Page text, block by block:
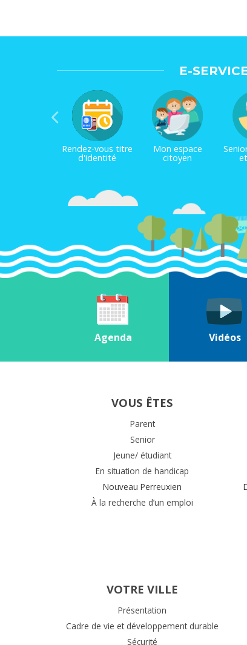
E-
Rendez-vous titre
d'identité
Mon espace
citoyen
Agenda Vidéos
VOUS ÊTES
Parent
Senior
Jeune/ étudiant
En situation de handicap
Nouveau Perreuxien
À la recherche d’un emploi
VOTRE VILLE
Présentation
Cadre de vie et développement durable
Sécurité